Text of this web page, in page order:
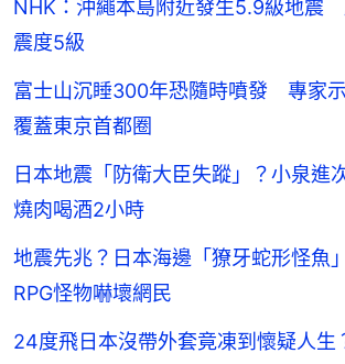
NHK：沖繩本島附近發生5.9級地震
震度5級
富士山沉睡300年恐隨時噴發 專家
覆蓋東京首都圈
日本地震「防衛大臣失蹤」？小泉進
燒肉喝酒2小時
地震先兆？日本海邊「獠牙蛇形怪
RPG怪物嚇壞網民
24度飛日本沒帶外套竟凍到懷疑人生